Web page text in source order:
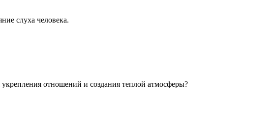
слуха человека.
отношений и создания теплой атмосферы?